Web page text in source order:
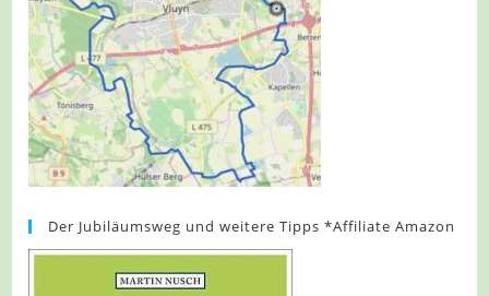
Der Jubiläumsweg und weitere Tipps *Affiliate Amazon